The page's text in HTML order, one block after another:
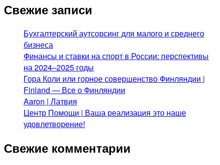
Свежие записи
Бухгалтерский аутсорсинг для малого и среднего
бизнеса
Финансы и ставки на спорт в России: перспективы
на 2024–2025 годы
Гора Коли или горное совершенство Финляндии |
Finland — Все о Финляндии
Aaron | Латвия
Центр Помощи | Ваша реализация это наше
удовлетворение!
Свежие комментарии